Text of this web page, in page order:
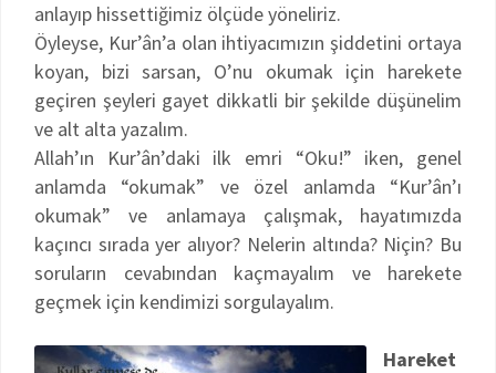
anlayıp hissettiğimiz ölçüde yöneliriz.
Öyleyse, Kur’ân’a olan ihtiyacımızın şiddetini ortaya
koyan, bizi sarsan, O’nu okumak için harekete
geçiren şeyleri gayet dikkatli bir şekilde düşünelim
ve alt alta yazalım.
Allah’ın Kur’ân’daki ilk emri “Oku!” iken, genel
anlamda “okumak” ve özel anlamda “Kur’ân’ı
okumak” ve anlamaya çalışmak, hayatımızda
kaçıncı sırada yer alıyor? Nelerin altında? Niçin? Bu
soruların cevabından kaçmayalım ve harekete
geçmek için kendimizi sorgulayalım.
Hareket